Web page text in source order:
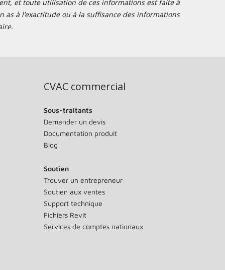
et toute utilisation de ces informations est faite à
as à l’exactitude ou à la suffisance des informations
CVAC commercial
Sous-traitants
Demander un devis
Documentation produit
Blog
Soutien
Trouver un entrepreneur
Soutien aux ventes
Support technique
Fichiers Revit
Services de comptes nationaux